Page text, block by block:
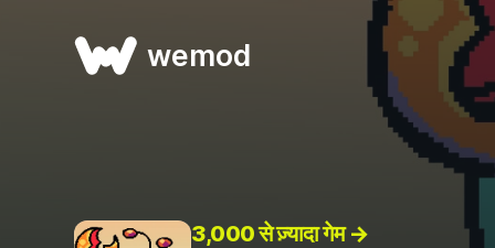
wemod
3,000 से ज़्यादा गेम →